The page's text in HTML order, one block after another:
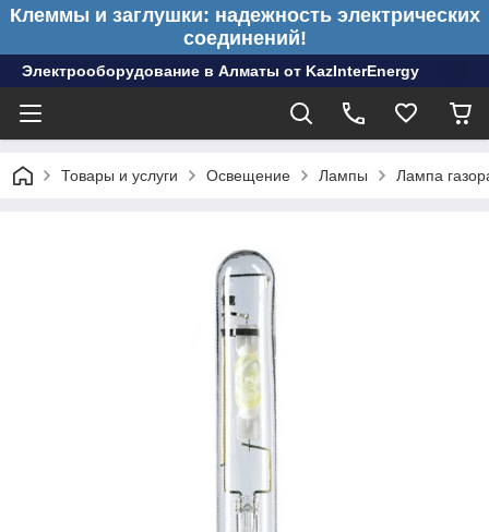
Клеммы и заглушки: надежность электрических
соединений!
Электрооборудование в Алматы от KazInterEnergy
Товары и услуги Освещение Лампы Лампа